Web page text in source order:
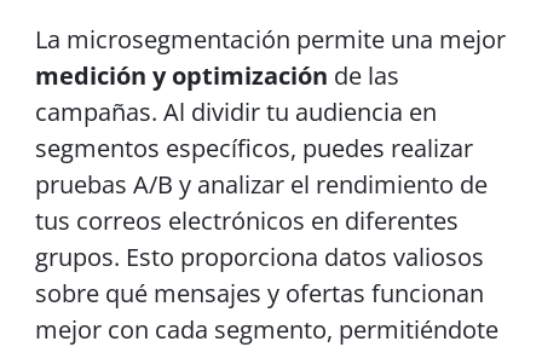
La microsegmentación permite una mejor
medición y optimización de las
campañas. Al dividir tu audiencia en
segmentos específicos, puedes realizar
pruebas A/B y analizar el rendimiento de
tus correos electrónicos en diferentes
grupos. Esto proporciona datos valiosos
sobre qué mensajes y ofertas funcionan
mejor con cada segmento, permitiéndote